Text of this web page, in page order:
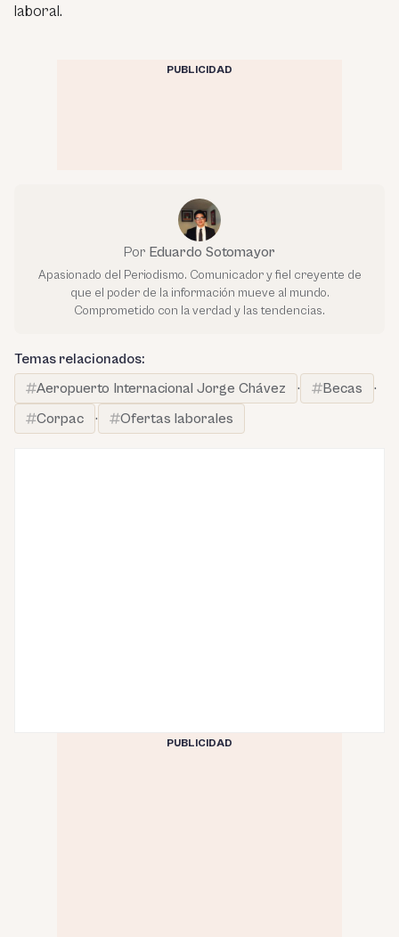
laboral.
PUBLICIDAD
Por Eduardo Sotomayor
Apasionado del Periodismo. Comunicador y fiel creyente de
que el poder de la información mueve al mundo.
Comprometido con la verdad y las tendencias.
Temas relacionados:
Aeropuerto Internacional Jorge Chávez
· Becas
·
Corpac
· Ofertas laborales
PUBLICIDAD